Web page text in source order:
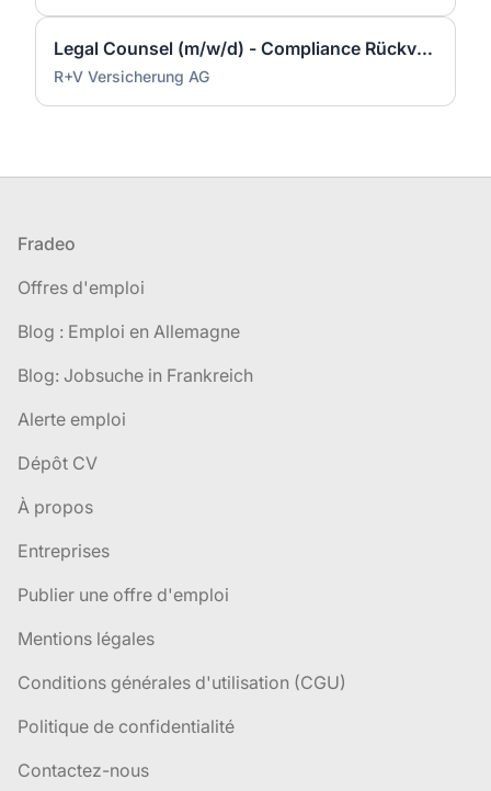
Legal Counsel (m/w/d) - Compliance Rückversicherung
R+V Versicherung AG
Pied de page
Fradeo
Offres d'emploi
Blog : Emploi en Allemagne
Blog: Jobsuche in Frankreich
Alerte emploi
Dépôt CV
À propos
Entreprises
Publier une offre d'emploi
Mentions légales
Conditions générales d'utilisation (CGU)
Politique de confidentialité
Contactez-nous